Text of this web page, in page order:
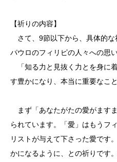
【祈りの内容】
さて、9節以下から、具体的な
パウロのフィリピの人々への思
「知る力と見抜く力とを身に
す豊かになり、本当に重要なこ
まず「あなたがたの愛がます
られています。「愛」はもうフ
リストが与えて下さった愛です
かになるように、との祈りです